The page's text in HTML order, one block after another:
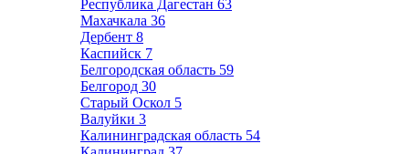
Республика Дагестан 63
Махачкала 36
Дербент 8
Каспийск 7
Белгородская область 59
Белгород 30
Старый Оскол 5
Валуйки 3
Калининградская область 54